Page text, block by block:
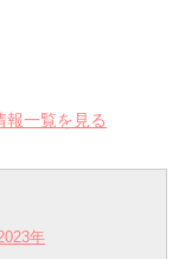
報一覧を見る
年